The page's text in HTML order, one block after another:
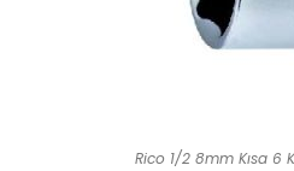
Rico 1/2 8mm Kısa 6